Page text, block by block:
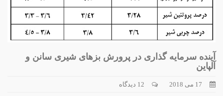
آینده سرمایه گذاری در پرورش بزهای شیری سانن و
آلپاین
17 می 2018 12 دیدگاه